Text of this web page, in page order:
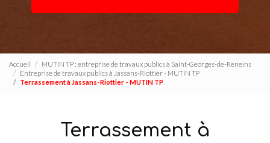
Accueil
MUTIN TP : entreprise de travaux publics à Saint-Georges-de-Reneins
Entreprise de travaux publics à Jassans-Riottier - MUTIN TP
Terrassement à Jassans-Riottier - MUTIN TP
Terrassement à